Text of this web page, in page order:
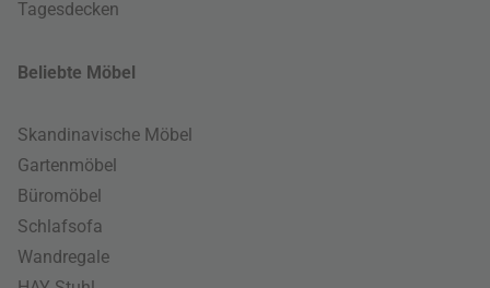
Tagesdecken
Beliebte Möbel
Skandinavische Möbel
Gartenmöbel
Büromöbel
Schlafsofa
Wandregale